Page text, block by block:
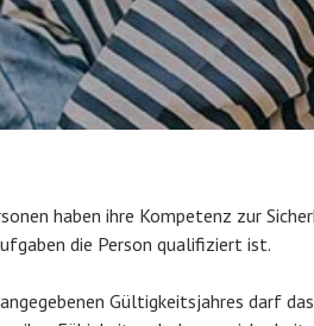
haben ihre Kompetenz zur
die Person qualifiziert ist.
Gültigkeitsjahres darf